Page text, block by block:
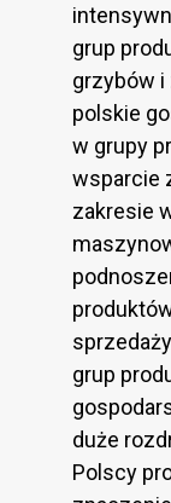
grup
grzybów i
polskie
w grupy
wsparcie
zakresie
grup
duże
Polscy